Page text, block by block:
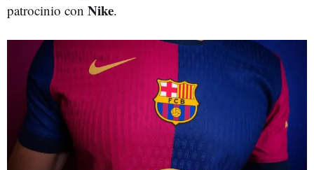
patrocinio con Nike.